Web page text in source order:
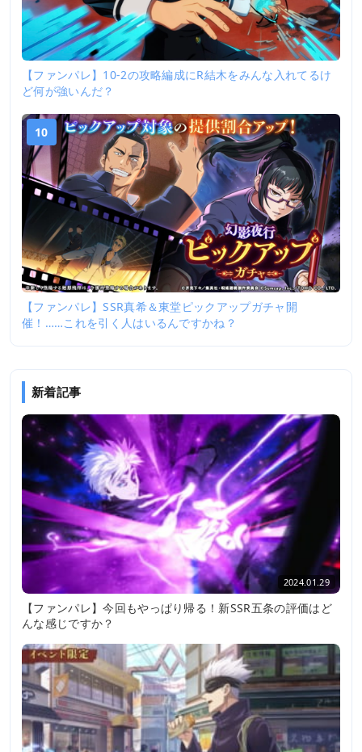
【ファンパレ】10-2の攻略編成にR結木をみんな入れてるけ
ど何が強いんだ？
10
【ファンパレ】SSR真希＆東堂ピックアップガチャ開
催！……これを引く人はいるんですかね？
新着記事
2024.01.29
【ファンパレ】今回もやっぱり帰る！新SSR五条の評価はど
んな感じですか？